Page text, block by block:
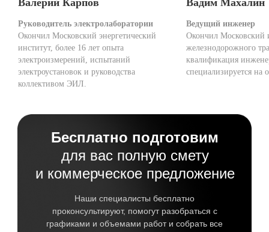
Руководитель электролаборатории
Окончил Московский энергетический
институт, более 16 лет опыта
электроизмерений, испытаний
электроустановок и руководства
коллективом ЭИЛ.
Ведущий инженер
Окончил Московский
железнодорожного
квалификация
специализируется на
Бесплатно подготовим
для вас полную смету
и коммерческое предложение
Наши специалисты бесплатно
проконсультируют, помогут разобраться с
графиками и объемами работ и собрать все